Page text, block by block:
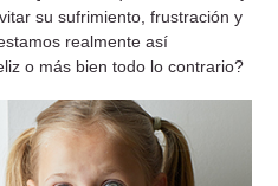
su sufrimiento, frustración y
realmente así
o más bien todo lo contrario?